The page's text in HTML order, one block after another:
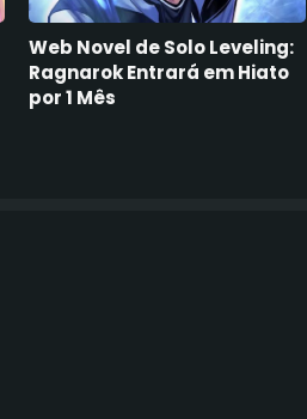
Web Novel de Solo Leveling:
Ragnarok Entrará em Hiato
por 1 Mês